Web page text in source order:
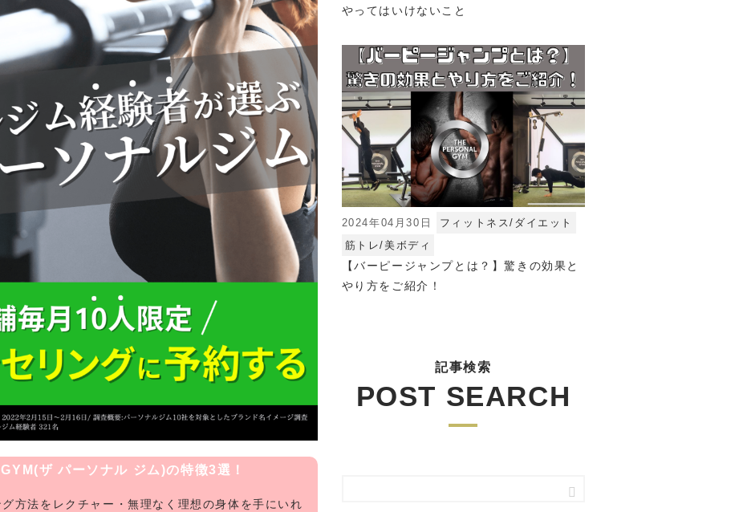
ザ パーソナル ジム)の特徴3選！
方法をレクチャー・無理なく理想の身体を手にいれ
やってはいけないこと
2024年04月30日
フィットネス/ダイエット
筋トレ/美ボディ
【バーピージャンプとは？】驚きの効果と
やり方をご紹介！
記事検索
POST SEARCH